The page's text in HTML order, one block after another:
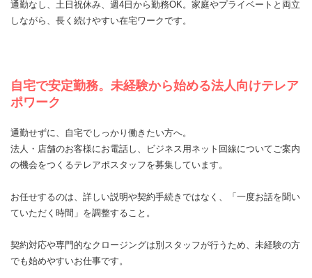
通勤なし、土日祝休み、週4日から勤務OK。家庭やプライベートと両立
しながら、長く続けやすい在宅ワークです。
自宅で安定勤務。未経験から始める法人向けテレア
ポワーク
通勤せずに、自宅でしっかり働きたい方へ。
法人・店舗のお客様にお電話し、ビジネス用ネット回線についてご案内
の機会をつくるテレアポスタッフを募集しています。
お任せするのは、詳しい説明や契約手続きではなく、「一度お話を聞い
ていただく時間」を調整すること。
契約対応や専門的なクロージングは別スタッフが行うため、未経験の方
でも始めやすいお仕事です。